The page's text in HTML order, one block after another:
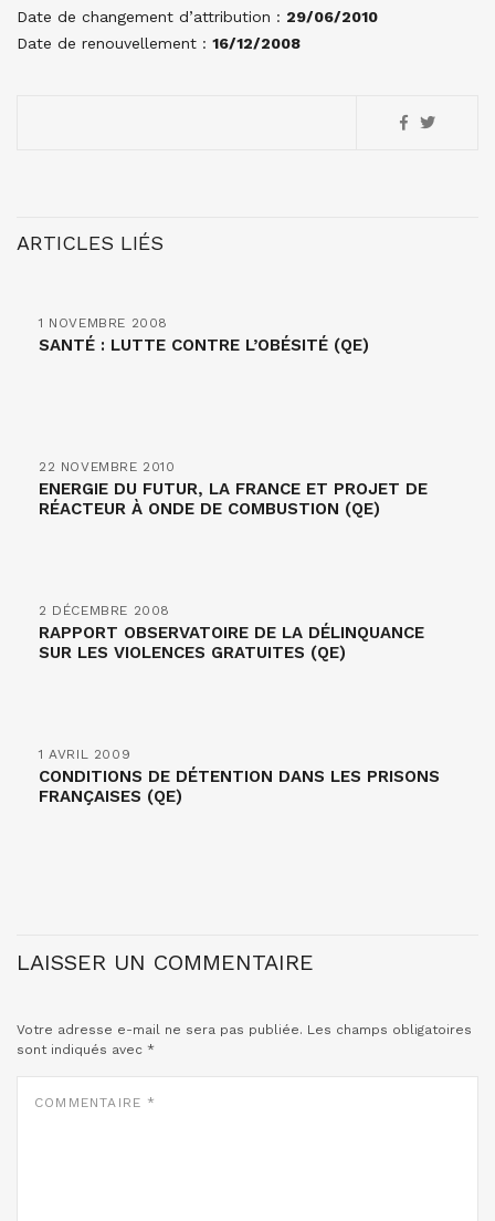
Date de changement d’attribution : 29/06/2010
Date de renouvellement : 16/12/2008
ARTICLES LIÉS
1 NOVEMBRE 2008
SANTÉ : LUTTE CONTRE L’OBÉSITÉ (QE)
22 NOVEMBRE 2010
ENERGIE DU FUTUR, LA FRANCE ET PROJET DE
RÉACTEUR À ONDE DE COMBUSTION (QE)
2 DÉCEMBRE 2008
RAPPORT OBSERVATOIRE DE LA DÉLINQUANCE
SUR LES VIOLENCES GRATUITES (QE)
1 AVRIL 2009
CONDITIONS DE DÉTENTION DANS LES PRISONS
FRANÇAISES (QE)
LAISSER UN COMMENTAIRE
Votre adresse e-mail ne sera pas publiée. Les champs obligatoires
sont indiqués avec *